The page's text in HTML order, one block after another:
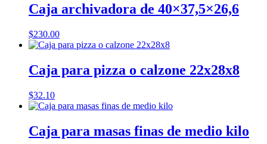
Caja archivadora de 40×37,5×26,6
$230.00
Caja para pizza o calzone 22x28x8
$32.10
Caja para masas finas de medio kilo